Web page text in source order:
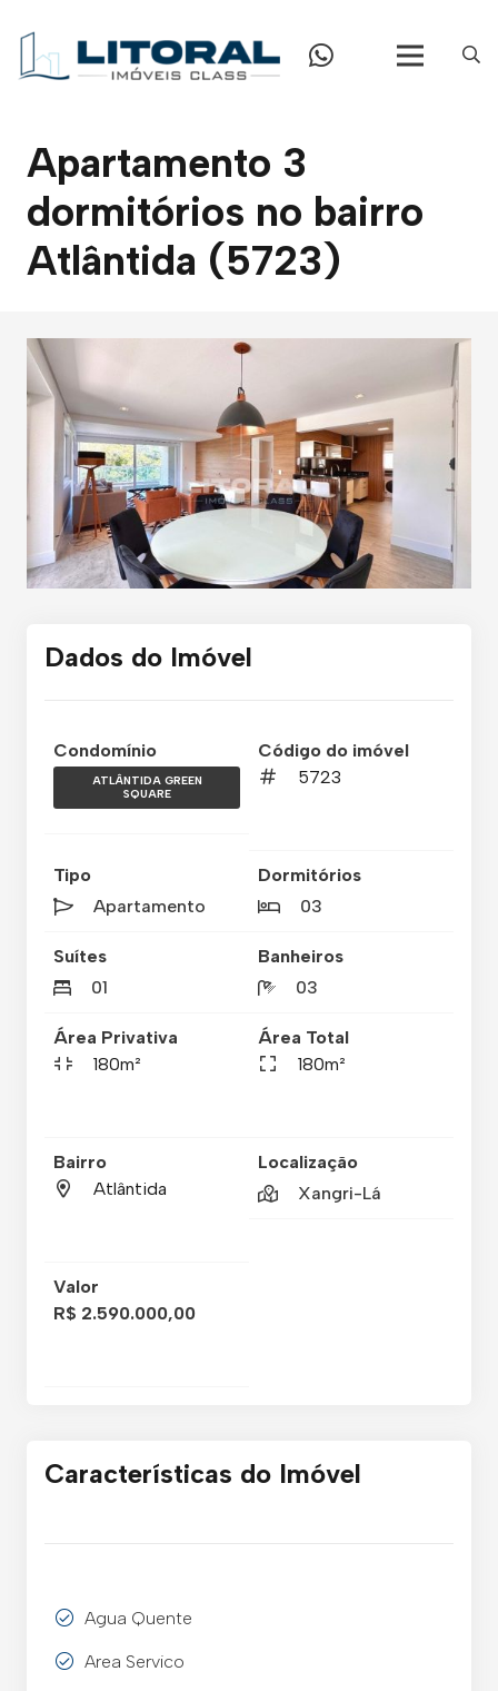
Apartamento 3
dormitórios no bairro
Atlântida (5723)
Dados do Imóvel
Condomínio
ATLÂNTIDA GREEN
SQUARE
Código do imóvel
5723
Tipo
Apartamento
Dormitórios
03
Suítes
01
Banheiros
03
Área Privativa
180m²
Área Total
180m²
Bairro
Atlântida
Localização
Xangri-Lá
Valor
R$ 2.590.000,00
Características do Imóvel
Agua Quente
Area Servico